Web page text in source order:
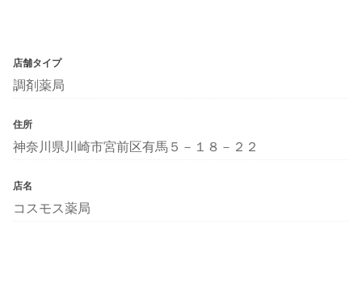
店舗タイプ
調剤薬局
住所
神奈川県川崎市宮前区有馬５－１８－２２
店名
コスモス薬局